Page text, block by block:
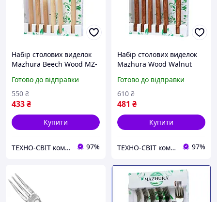
Набір столових виделок
Mazhura Beech Wood MZ-
Готово до відправки
433₴
550 ₴
Купити
ТЕХНО-СВІТ компьютерна техніка, мобільні аксесуари, електронна техніка та багато іншого. 97%
Набір столових виделок
Mazhura Wood Walnut
Готово до відправки
481 ₴
610 ₴
Купити
ТЕХНО-СВІТ компьютерна техніка, мобільні аксесуари, електронна техніка та багато іншого. 97%